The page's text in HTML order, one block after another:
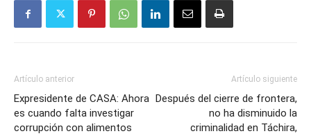
Artículo anterior
Expresidente de CASA: Ahora
es cuando falta investigar
corrupción con alimentos
Artículo siguiente
Después del cierre de frontera,
no ha disminuido la
criminalidad en Táchira,